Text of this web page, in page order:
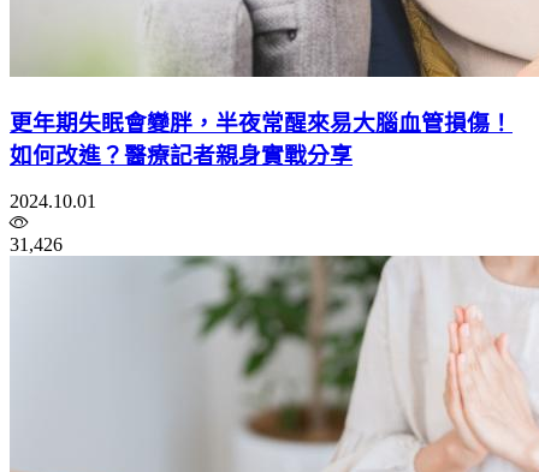
更年期失眠會變胖，半夜常醒來易大腦血管損傷！
如何改進？醫療記者親身實戰分享
2024.10.01
31,426